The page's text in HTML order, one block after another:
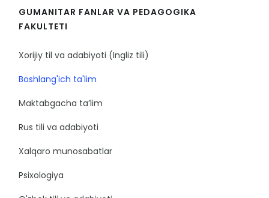
GUMANITAR FANLAR VA PEDAGOGIKA
FAKULTETI
Xorijiy til va adabiyoti (Ingliz tili)
Boshlang'ich ta'lim
Maktabgacha ta’lim
Rus tili va adabiyoti
Xalqaro munosabatlar
Psixologiya